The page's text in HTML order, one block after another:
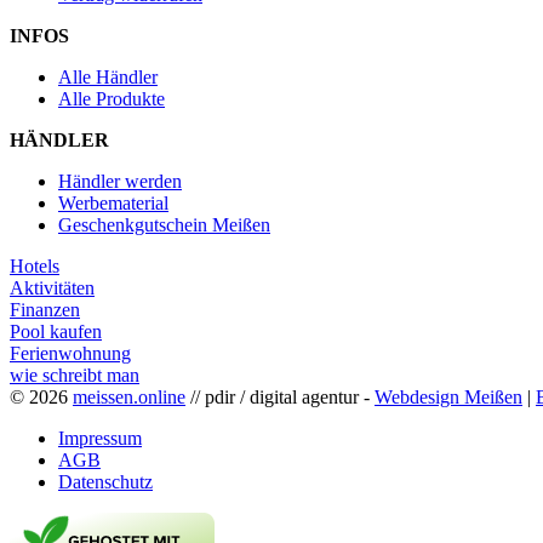
INFOS
Alle Händler
Alle Produkte
HÄNDLER
Händler werden
Werbematerial
Geschenkgutschein Meißen
Hotels
Aktivitäten
Finanzen
Pool kaufen
Ferienwohnung
wie schreibt man
© 2026 meissen.online // pdir / digital agentur - Webdesign Meißen |
Impressum
AGB
Datenschutz